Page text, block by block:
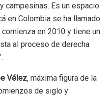
campesinas. Es un espacio
en Colombia se ha llamado
en 2010 y tiene un
al proceso de derecha
Vélez, máxima figura de la
de siglo y